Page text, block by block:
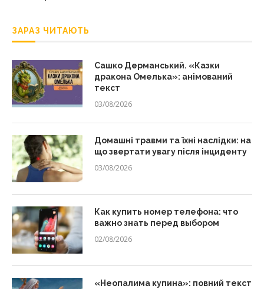
ЗАРАЗ ЧИТАЮТЬ
Сашко Дерманський. «Казки
дракона Омелька»: анімований
текст
03/08/2026
Домашні травми та їхні наслідки: на
що звертати увагу після інциденту
03/08/2026
Как купить номер телефона: что
важно знать перед выбором
02/08/2026
«Неопалима купина»: повний текст